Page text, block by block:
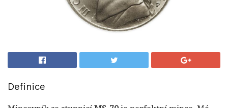
Definice